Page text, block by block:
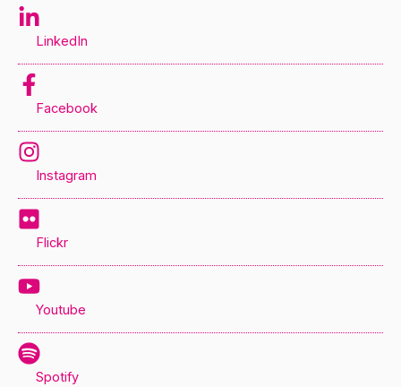
LinkedIn
Facebook
Instagram
Flickr
Youtube
Spotify